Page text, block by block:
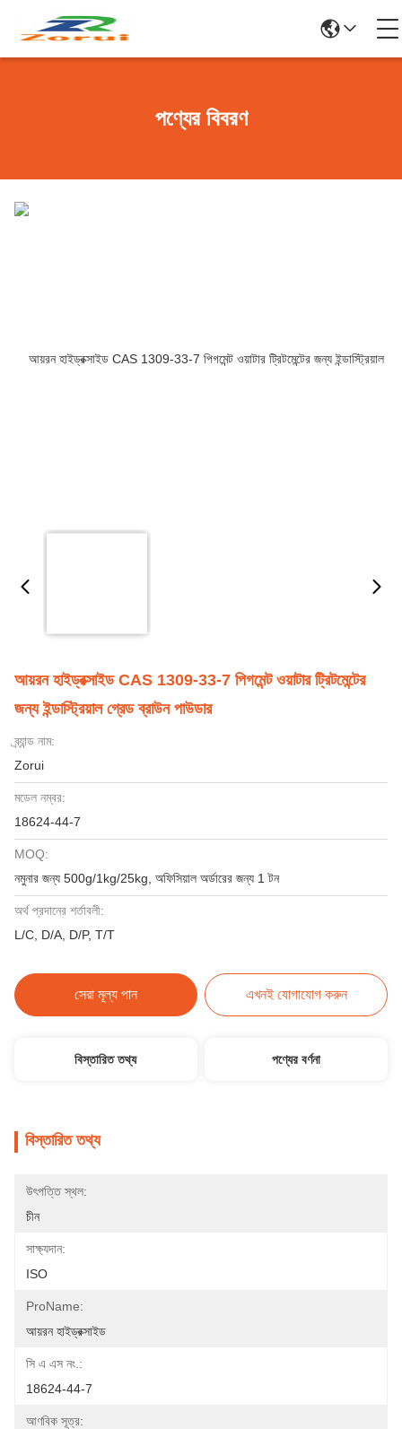
পণ্যের বিবরণ
আয়রন হাইড্রক্সাইড CAS 1309-33-7 পিগমেন্ট ওয়াটার ট্রিটমেন্টের
জন্য ইন্ডাস্ট্রিয়াল গ্রেড ব্রাউন পাউডার
ব্র্যান্ড নাম:
Zorui
মডেল নম্বর:
18624-44-7
MOQ:
নমুনার জন্য 500g/1kg/25kg, অফিসিয়াল অর্ডারের জন্য 1 টন
অর্থ প্রদানের শর্তাবলী:
L/C, D/A, D/P, T/T
সেরা মূল্য পান এখনই যোগাযোগ করুন
বিস্তারিত তথ্য পণ্যের বর্ণনা
বিস্তারিত তথ্য
উৎপত্তি স্থল:
চীন
সাক্ষ্যদান:
ISO
ProName:
আয়রন হাইড্রক্সাইড
সি এ এস নং.:
18624-44-7
আণবিক সূত্র: